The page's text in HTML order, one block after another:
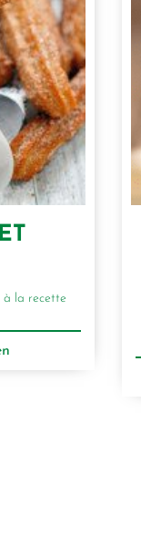
à la recette